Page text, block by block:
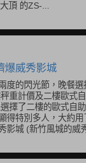
頂 的ZS-...
爆威秀影城
度的閃光節，晚餐
重計價及二樓歐式
擇了二樓的歐式自
得特別多人，大約
影城 (新竹風城的威